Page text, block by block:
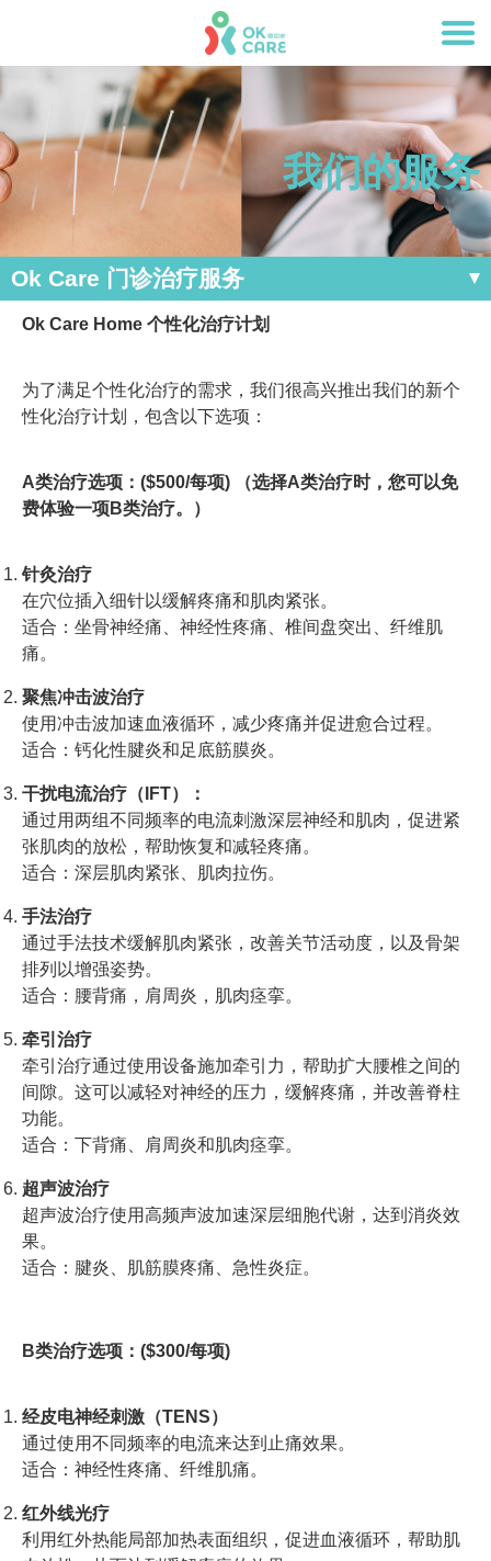
我们的服务
Ok Care 门诊治疗服务
Ok Care Home 个性化治疗计划
为了满足个性化治疗的需求，我们很高兴推出我们的新个
性化治疗计划，包含以下选项：
A类治疗选项：($500/每项) （选择A类治疗时，您可以免
费体验一项B类治疗。）
针灸治疗
在穴位插入细针以缓解疼痛和肌肉紧张。
适合：坐骨神经痛、神经性疼痛、椎间盘突出、纤维肌
痛。
聚焦冲击波治疗
使用冲击波加速血液循环，减少疼痛并促进愈合过程。
适合：钙化性腱炎和足底筋膜炎。
干扰电流治疗（IFT）：
通过用两组不同频率的电流刺激深层神经和肌肉，促进紧
张肌肉的放松，帮助恢复和减轻疼痛。
适合：深层肌肉紧张、肌肉拉伤。
手法治疗
通过手法技术缓解肌肉紧张，改善关节活动度，以及骨架
排列以增强姿势。
适合：腰背痛，肩周炎，肌肉痉挛。
牵引治疗
牵引治疗通过使用设备施加牵引力，帮助扩大腰椎之间的
间隙。这可以减轻对神经的压力，缓解疼痛，并改善脊柱
功能。
适合：下背痛、肩周炎和肌肉痉挛。
超声波治疗
超声波治疗使用高频声波加速深层细胞代谢，达到消炎效
果。
适合：腱炎、肌筋膜疼痛、急性炎症。
B类治疗选项：($300/每项)
经皮电神经刺激（TENS）
通过使用不同频率的电流来达到止痛效果。
适合：神经性疼痛、纤维肌痛。
红外线光疗
利用红外热能局部加热表面组织，促进血液循环，帮助肌